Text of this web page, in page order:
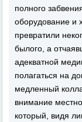
полного
оборудование и
превратили
былого, а
адекватной
полагаться на
медленный
внимание
который, видя